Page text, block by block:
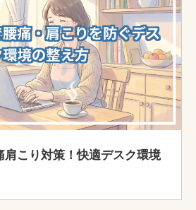
こり対策！快適デスク環境